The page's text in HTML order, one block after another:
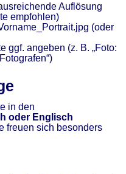
Auflösung
empfohlen)
(oder
ggf. angeben (z. B. „Foto:
in den
oder Englisch
freuen sich besonders